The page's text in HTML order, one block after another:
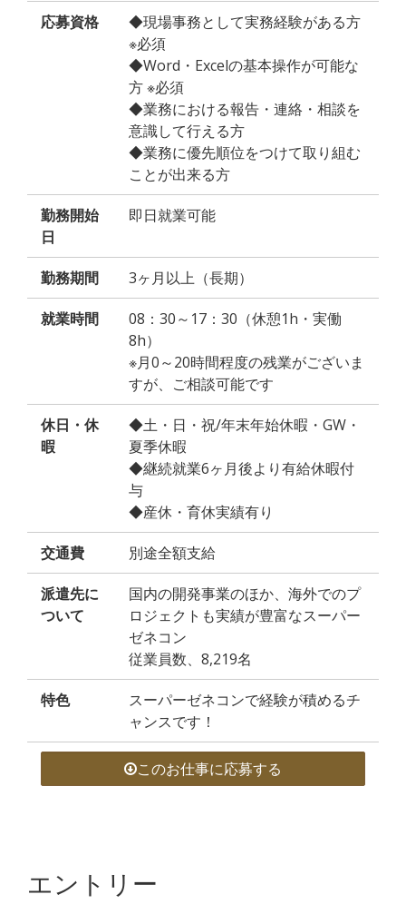
応募資格
◆現場事務として実務経験がある方
※必須
◆Word・Excelの基本操作が可能な
方 ※必須
◆業務における報告・連絡・相談を
意識して行える方
◆業務に優先順位をつけて取り組む
ことが出来る方
勤務開始
日
即日就業可能
勤務期間 3ヶ月以上（長期）
就業時間
08：30～17：30（休憩1h・実働
8h）
※月0～20時間程度の残業がございま
すが、ご相談可能です
休日・休
暇
◆土・日・祝/年末年始休暇・GW・
夏季休暇
◆継続就業6ヶ月後より有給休暇付
与
◆産休・育休実績有り
交通費 別途全額支給
派遣先に
ついて
国内の開発事業のほか、海外でのプ
ロジェクトも実績が豊富なスーパー
ゼネコン
従業員数、8,219名
特色
スーパーゼネコンで経験が積めるチ
ャンスです！
このお仕事に応募する
エントリー